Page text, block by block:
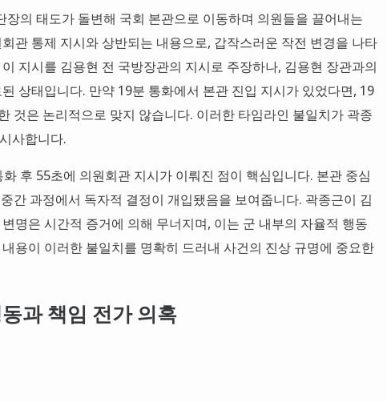
장의 태도가 돌변해 국회 본관으로 이동하며 의원들을 끌어내는
관 통제 지시와 상반되는 내용으로, 갑작스러운 작전 변경을 나타
지시를 김용현 전 국방장관의 지시로 주장하나, 김용현 장관과의
상태입니다. 만약 19분 통화에서 본관 진입 지시가 있었다면, 19
것은 논리적으로 맞지 않습니다. 이러한 타임라인 불일치가 곽종
사합니다.
후 55초에 의원회관 지시가 이뤄진 점이 핵심입니다. 본관 중심
간 과정에서 독자적 결정이 개입됐음을 보여줍니다. 곽종근이 김
명은 시간적 증거에 의해 무너지며, 이는 군 내부의 자율적 행동
용이 이러한 불일치를 명확히 드러내 사건의 진상 규명에 중요한
과 책임 전가 의혹